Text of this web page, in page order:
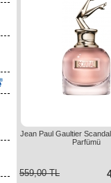
Jean Paul Gaultier
Parfümü
559,00 TL